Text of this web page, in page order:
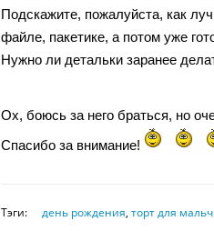
Подскажите, пожалуйста, как
файле, пакетике, а потом уже
Нужно ли детальки заранее
Ох, боюсь за него браться, но
Спасибо за внимание!
Тэги: день рождения, торт для